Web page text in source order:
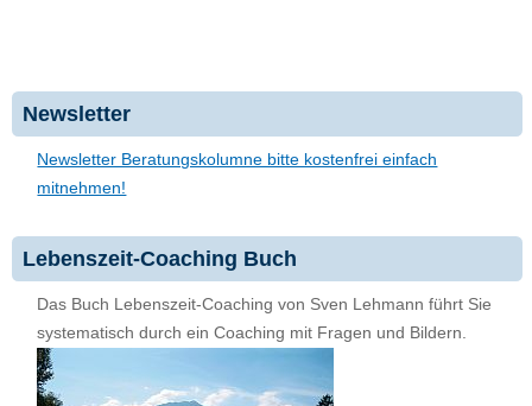
Newsletter
Newsletter Beratungskolumne bitte kostenfrei einfach
mitnehmen!
Lebenszeit-Coaching Buch
Das Buch Lebenszeit-Coaching von Sven Lehmann führt Sie
systematisch durch ein Coaching mit Fragen und Bildern.